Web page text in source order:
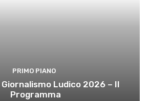
PRIMO PIANO
Ludico 2026 – Il
Programma